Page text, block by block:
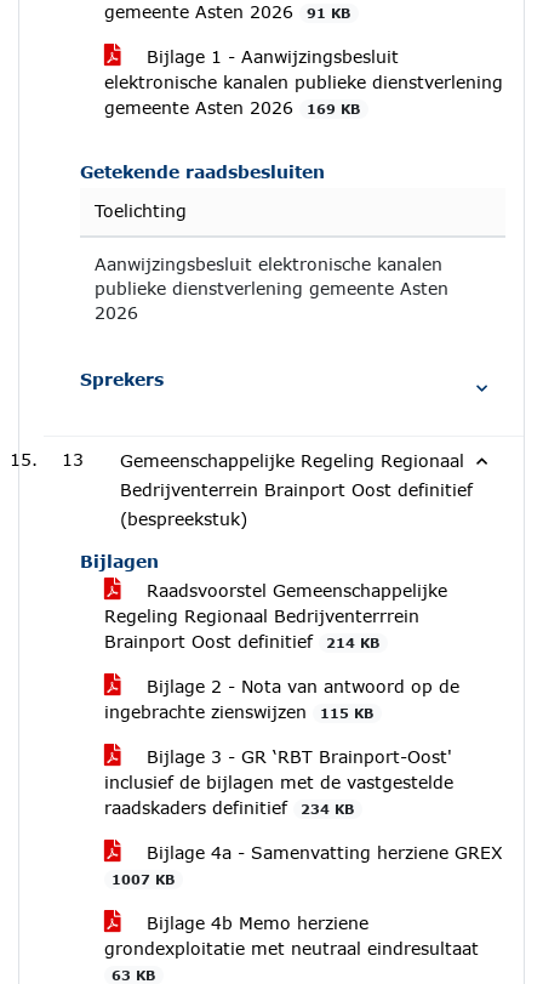
gemeente Asten 2026
91 KB
Bijlage 1 - Aanwijzingsbesluit
elektronische kanalen publieke dienstverlening
gemeente Asten 2026
169 KB
Getekende raadsbesluiten
Toelichting
Aanwijzingsbesluit elektronische kanalen
publieke dienstverlening gemeente Asten
2026
Sprekers
13
Gemeenschappelijke Regeling Regionaal
Bedrijventerrein Brainport Oost definitief
(bespreekstuk)
Bijlagen
Raadsvoorstel Gemeenschappelijke
Regeling Regionaal Bedrijventerrrein
Brainport Oost definitief
214 KB
Bijlage 2 - Nota van antwoord op de
ingebrachte zienswijzen
115 KB
Bijlage 3 - GR ‘RBT Brainport-Oost'
inclusief de bijlagen met de vastgestelde
raadskaders definitief
234 KB
Bijlage 4a - Samenvatting herziene GREX
1007 KB
Bijlage 4b Memo herziene
grondexploitatie met neutraal eindresultaat
63 KB